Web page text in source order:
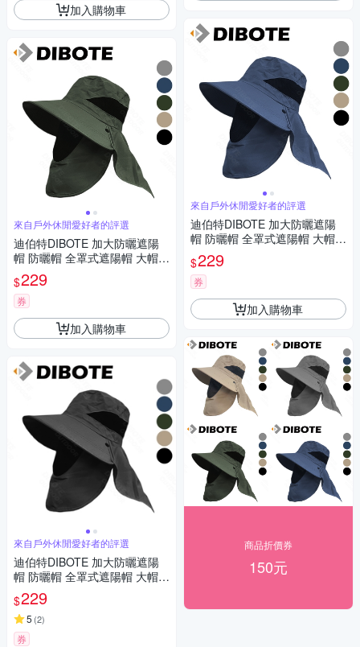
加入購物車
來自戶外休閒愛好者的評選
迪伯特DIBOTE 加大防曬遮陽
帽 防曬帽 全罩式遮陽帽 大帽簷
-墨綠色
$229
券
加入購物車
來自戶外休閒愛好者的評選
迪伯特DIBOTE 加大防曬遮陽
帽 防曬帽 全罩式遮陽帽 大帽簷
-黑色
$229
5 (2)
券
來自戶外休閒愛好者的評選
迪伯特DIBOTE 加大防曬遮陽
帽 防曬帽 全罩式遮陽帽 大帽簷
-深藍色
$229
券
加入購物車
商品折價券
150元